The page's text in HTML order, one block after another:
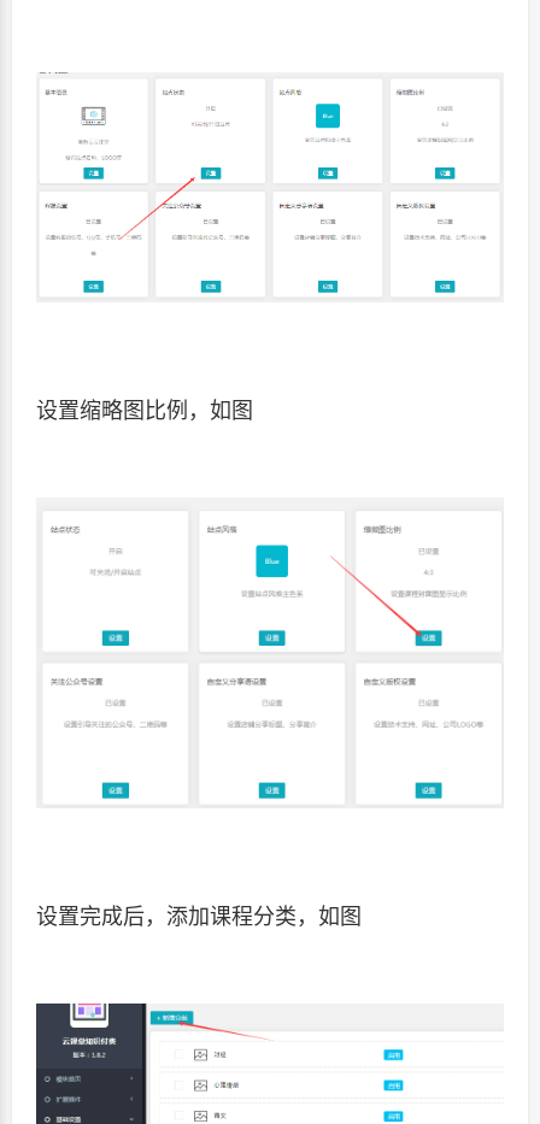
设置缩略图比例，如图
设置完成后，添加课程分类，如图